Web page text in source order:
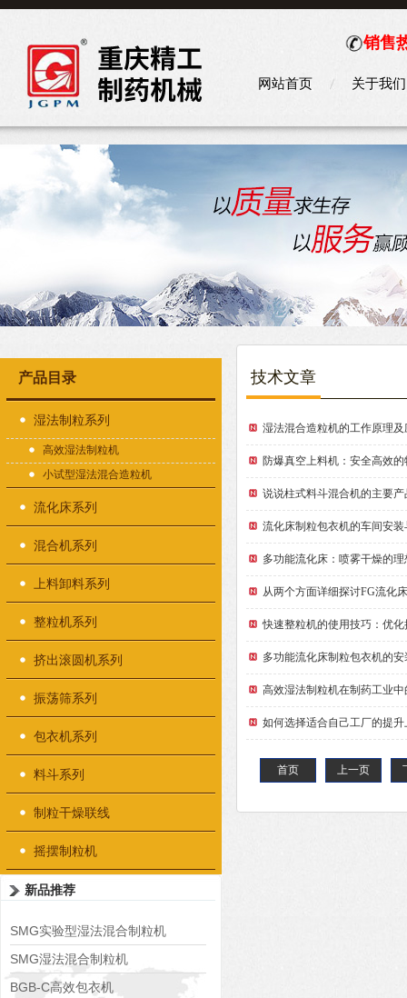
销售
网站首页 关于我们
产品目录
湿法制粒系列
高效湿法制粒机
小试型湿法混合造粒机
流化床系列
混合机系列
上料卸料系列
整粒机系列
挤出滚圆机系列
振荡筛系列
包衣机系列
料斗系列
制粒干燥联线
摇摆制粒机
新品推荐
SMG实验型湿法混合制粒机
SMG湿法混合制粒机
BGB-C高效包衣机
技术文章
湿法混合造粒机的工作原理及
防爆真空上料机：安全高效
说说柱式料斗混合机的主要产
流化床制粒包衣机的车间安
多功能流化床：喷雾干燥的理
从两个方面详细探讨FG流化
快速整粒机的使用技巧：优
多功能流化床制粒包衣机的
高效湿法制粒机在制药工业
如何选择适合自己工厂的提升
首页 上一页